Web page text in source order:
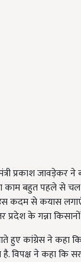
प्रकाश जावड़ेकर
काम बहुत पहले से चल
से कयास लगाएं
के गन्ना
हुए कांग्रेस ने कहा
विपक्ष ने कहा कि